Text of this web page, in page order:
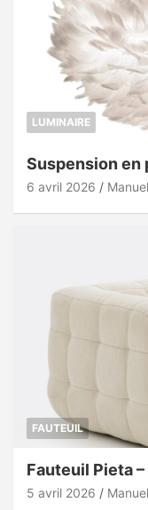
LUMINAIRE
Suspension en
6 avril 2026 Manuel
FAUTEUIL
Fauteuil Pieta
5 avril 2026 Manuel